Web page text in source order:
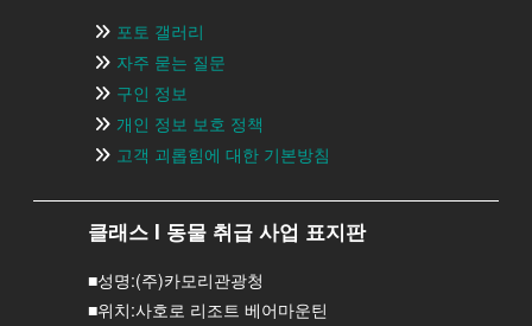
포토 갤러리
자주 묻는 질문
구인 정보
개인 정보 보호 정책
고객 괴롭힘에 대한 기본방침
클래스 I 동물 취급 사업 표지판
■성명:(주)카모리관광청
■위치:사호로 리조트 베어마운틴